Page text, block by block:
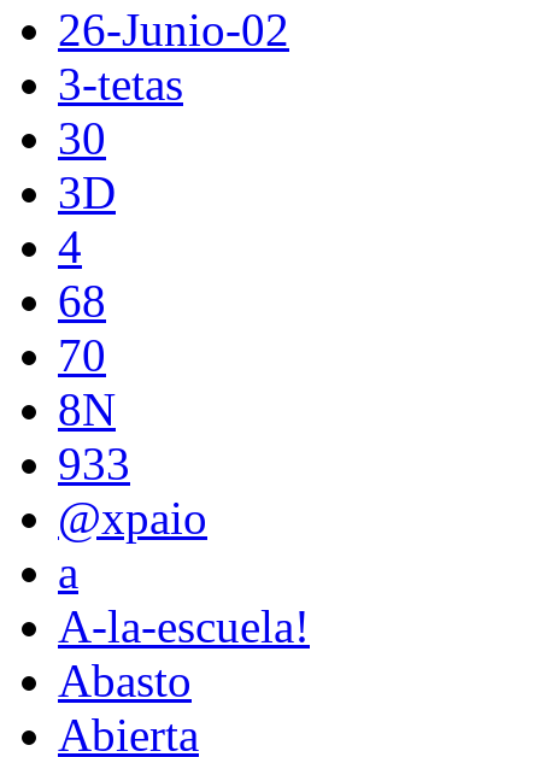
26-Junio-02
3-tetas
30
3D
4
68
70
8N
933
@xpaio
a
A-la-escuela!
Abasto
Abierta